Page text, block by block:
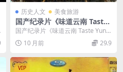
历史人文 美食旅游
国产纪录片《味道云南 Taste
YunNan 2013》全10集 国语
中字 1080P/MP4/11.5G 云南
美食纪录片下载
国产纪录片《味道云南 Taste YunN
an 2013》全 10 集 国语中字...
10 月前 29.9
VIP